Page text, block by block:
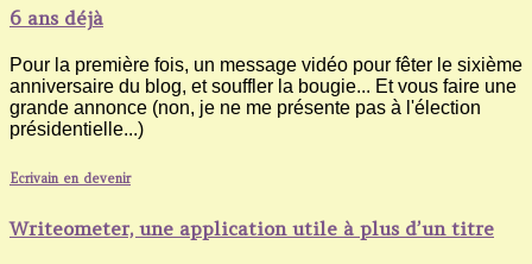
6 ans déjà
Pour la première fois, un message vidéo pour fêter le sixième
anniversaire du blog, et souffler la bougie... Et vous faire une
grande annonce (non, je ne me présente pas à l'élection
présidentielle...)
Ecrivain en devenir
Writeometer, une application utile à plus d’un titre